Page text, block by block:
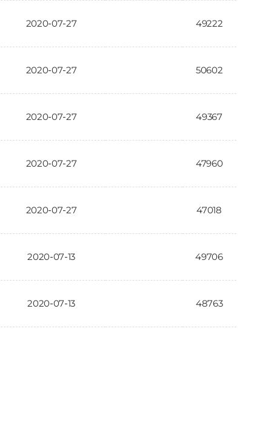
2020-07-27 49222
2020-07-27 50602
2020-07-27 49367
2020-07-27 47960
2020-07-27 47018
2020-07-13 49706
2020-07-13 48763